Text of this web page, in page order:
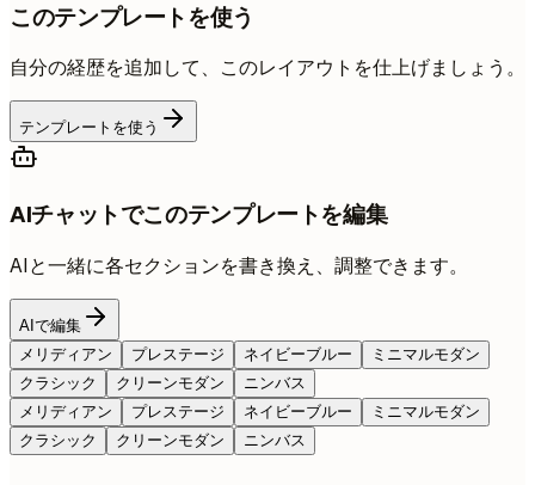
このテンプレートを使う
自分の経歴を追加して、このレイアウトを仕上げましょう。
テンプレートを使う
AIチャットでこのテンプレートを編集
AIと一緒に各セクションを書き換え、調整できます。
AIで編集
メリディアン
プレステージ ネイビーブルー
ミニマルモダン
クラシック
クリーンモダン
ニンバス
メリディアン
プレステージ ネイビーブルー
ミニマルモダン
クラシック
クリーンモダン ニンバス